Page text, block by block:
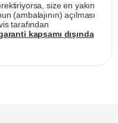
size en yakın
(ambalajının) açılması
tarafından
kapsamı dışında